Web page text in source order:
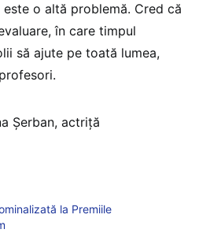
este o altă problemă. Cred că
în care timpul
să ajute pe toată lumea,
Șerban, actriță
la Premiile